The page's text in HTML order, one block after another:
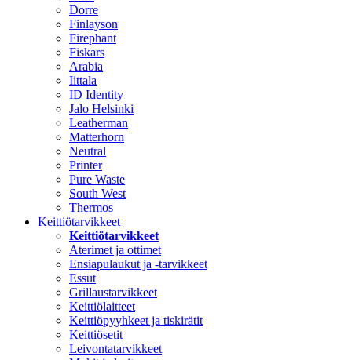
Dorre
Finlayson
Firephant
Fiskars
Arabia
Iittala
ID Identity
Jalo Helsinki
Leatherman
Matterhorn
Neutral
Printer
Pure Waste
South West
Thermos
Keittiötarvikkeet
Keittiötarvikkeet
Aterimet ja ottimet
Ensiapulaukut ja -tarvikkeet
Essut
Grillaustarvikkeet
Keittiölaitteet
Keittiöpyyhkeet ja tiskirätit
Keittiösetit
Leivontatarvikkeet